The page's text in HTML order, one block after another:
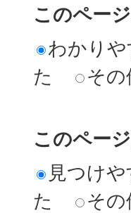
このペー
わかり
た
その
このペー
見つけ
た
その